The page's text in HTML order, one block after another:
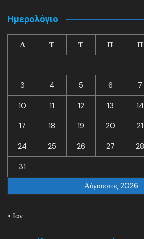
Ημερολόγιο
Αύγουστος 2026
Δ Τ Τ Π Π
3 4 5 6 7
10 11 12 13 14
17 18 19 20 21
24 25 26 27 28
31
« Ιαν